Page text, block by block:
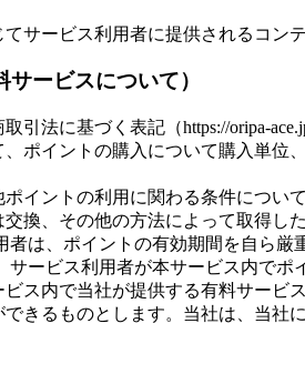
サービス利用者に提供されるコン
ービスについて）
引法に基づく表記（https://oripa-
ポイントの購入について購入単位
イントの利用に関わる条件について
換、その他の方法によって取得し
者は、ポイントの有効期間を自ら
サービス利用者が本サービス内で
ス内で当社が提供する有料サービ
きるものとします。当社は、当社